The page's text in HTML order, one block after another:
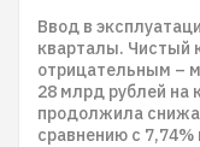
Ввод в
кварталы. Чистый
отрицательным –
28 млрд рублей на
продолжила
сравнению с 7,74%